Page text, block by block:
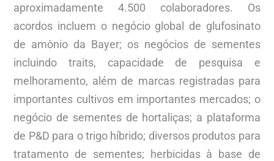
aproximadamente 4.500 colaboradores. Os
acordos incluem o negócio global de glufosinato
de amônio da Bayer; os negócios de sementes
incluindo traits, capacidade de pesquisa e
melhoramento, além de marcas registradas para
importantes cultivos em importantes mercados; o
negócio de sementes de hortaliças; a plataforma
de P&D para o trigo híbrido; diversos produtos para
tratamento de sementes; herbicidas à base de